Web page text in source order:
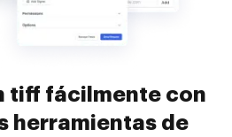
tiff fácilmente con
herramientas de